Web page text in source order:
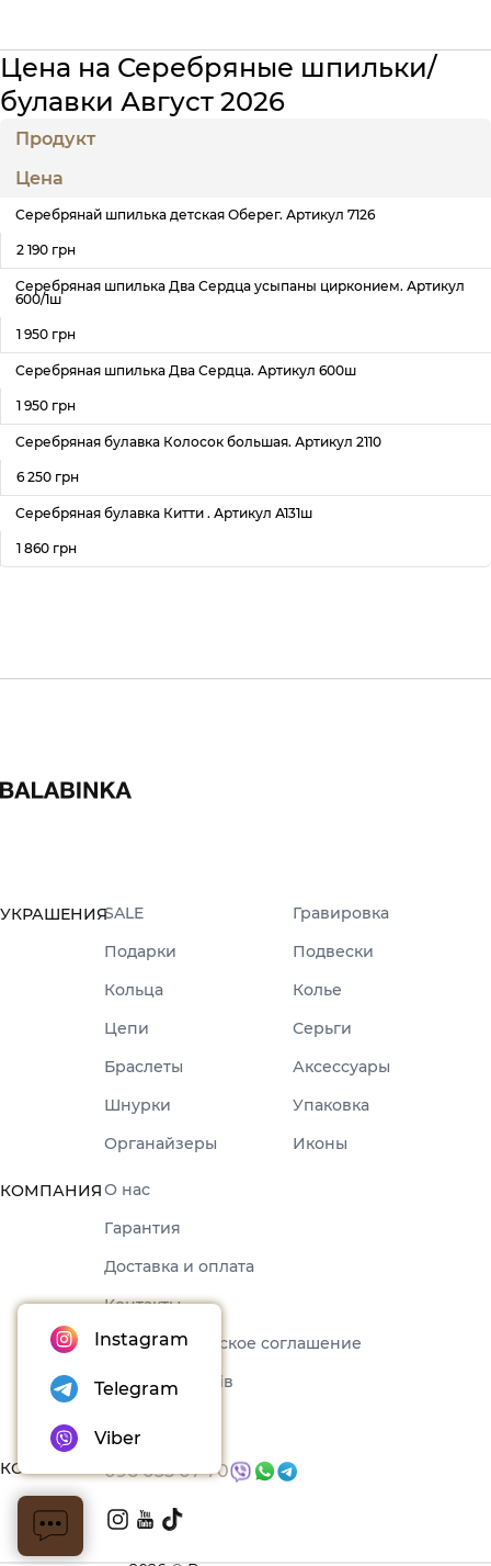
Цена на Серебряные шпильки/
булавки Август 2026
Продукт
Цена
Серебрянай шпилька детская Оберег. Артикул 7126
2 190 грн
Серебряная шпилька Два Сердца усыпаны цирконием. Артикул
600/1ш
1 950 грн
Серебряная шпилька Два Сердца. Артикул 600ш
1 950 грн
Серебряная булавка Колосок большая. Артикул 2110
6 250 грн
Серебряная булавка Китти . Артикул А131ш
1 860 грн
УКРАШЕНИЯSALE
Гравировка
Подарки
Подвески
Кольца
Колье
Цепи
Серьги
Браслеты
Аксессуары
Шнурки
Упаковка
Органайзеры
Иконы
КОМПАНИЯО нас
Гарантия
Доставка и оплата
Контакты
Пользовательское соглашение
Набори товарів
КОНТАКТЫ 096 035 07 70
Instagram
Telegram
Viber